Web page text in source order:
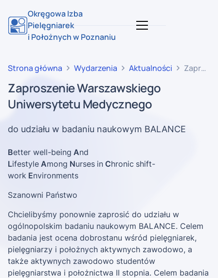
Okręgowa Izba
Pielęgniarek
i Położnych w Poznaniu
Strona główna Wydarzenia Aktualności
Zaproszenie Warszawskiego
Uniwersytetu Medycznego
do udziału w badaniu naukowym BALANCE
Better well-being And
Lifestyle Among Nurses in Chronic shift-
work Environments
Szanowni Państwo
Chcielibyśmy ponownie zaprosić do udziału w
ogólnopolskim badaniu naukowym BALANCE. Celem
badania jest ocena dobrostanu wśród pielęgniarek,
pielęgniarzy i położnych aktywnych zawodowo, a
także aktywnych zawodowo studentów
pielęgniarstwa i położnictwa II stopnia. Celem badania